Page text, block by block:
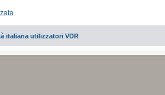
italiana utilizzatori VDR